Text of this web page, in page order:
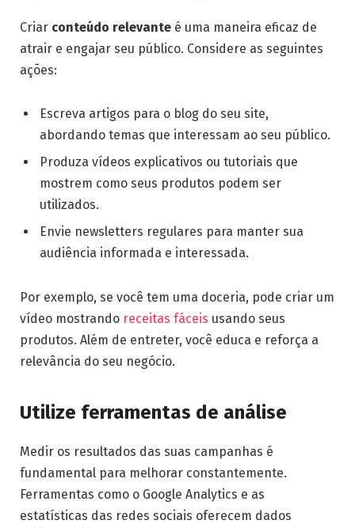
Criar conteúdo relevante é uma maneira eficaz de
atrair e engajar seu público. Considere as seguintes
ações:
Escreva artigos para o blog do seu site,
abordando temas que interessam ao seu público.
Produza vídeos explicativos ou tutoriais que
mostrem como seus produtos podem ser
utilizados.
Envie newsletters regulares para manter sua
audiência informada e interessada.
Por exemplo, se você tem uma doceria, pode criar um
vídeo mostrando receitas fáceis usando seus
produtos. Além de entreter, você educa e reforça a
relevância do seu negócio.
Utilize ferramentas de análise
Medir os resultados das suas campanhas é
fundamental para melhorar constantemente.
Ferramentas como o Google Analytics e as
estatísticas das redes sociais oferecem dados